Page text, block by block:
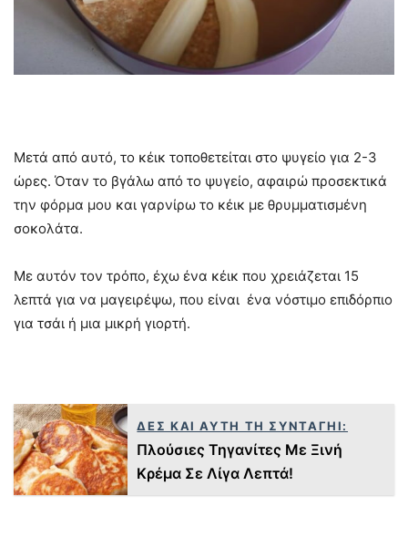
Μετά από αυτό, το κέικ τοποθετείται στο ψυγείο για 2-3
ώρες. Όταν το βγάλω από το ψυγείο, αφαιρώ προσεκτικά
την φόρμα μου και γαρνίρω το κέικ με θρυμματισμένη
σοκολάτα.
Με αυτόν τον τρόπο, έχω ένα κέικ που χρειάζεται 15
λεπτά για να μαγειρέψω, που είναι ένα νόστιμο επιδόρπιο
για τσάι ή μια μικρή γιορτή.
ΔΕΣ ΚΑΙ ΑΥΤΗ ΤΗ ΣΥΝΤΑΓΗΙ:
Πλούσιες Τηγανίτες Με Ξινή
Κρέμα Σε Λίγα Λεπτά!